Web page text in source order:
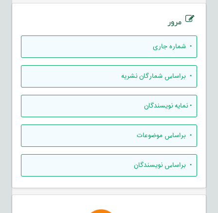
مرور
• شماره جاری
• براساس شمارگان نشریه
•نمایه نویسندگان
• براساس موضوعات
• براساس نویسندگان